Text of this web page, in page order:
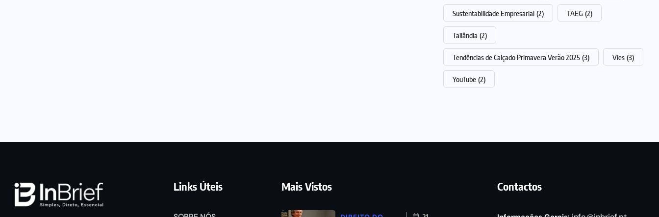
Sustentabilidade Empresarial (2) TAEG (2)
Tailândia (2)
Tendências de Calçado Primavera Verão 2025 (3) Vies (3)
YouTube (2)
Links Úteis Mais Vistos Contactos